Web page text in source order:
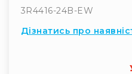
3R4416-24B-EW
Дізнатись про